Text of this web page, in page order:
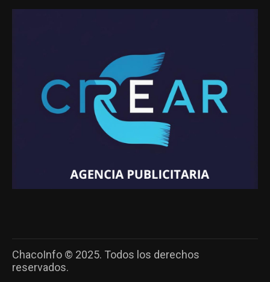
ChacoInfo © 2025. Todos los derechos
reservados.